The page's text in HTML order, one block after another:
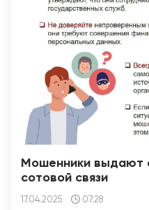
Мошенники выдают
сотовой связи
17.04.2025 07:28